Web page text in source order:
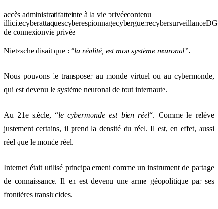
accès administratifatteinte à la vie privéecontenu
illicitecyberattaquescyberespionnagecyberguerrecybersurveillance
de connexionvie privée
Nietzsche disait que : “la réalité, est mon système neuronal”.
Nous pouvons le transposer au monde virtuel ou au cybermonde,
qui est devenu le système neuronal de tout internaute.
Au 21e siècle, “le cybermonde est bien réel“. Comme le relève
justement certains, il prend la densité du réel. Il est, en effet, aussi
réel que le monde réel.
Internet était utilisé principalement comme un instrument de partage
de connaissance. Il en est devenu une arme géopolitique par ses
frontières translucides.